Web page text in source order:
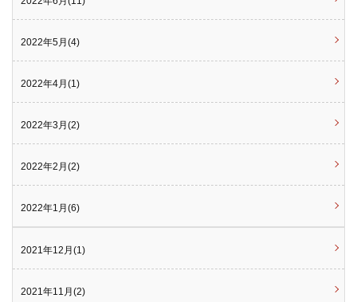
2022年5月(4)
2022年4月(1)
2022年3月(2)
2022年2月(2)
2022年1月(6)
2021年12月(1)
2021年11月(2)